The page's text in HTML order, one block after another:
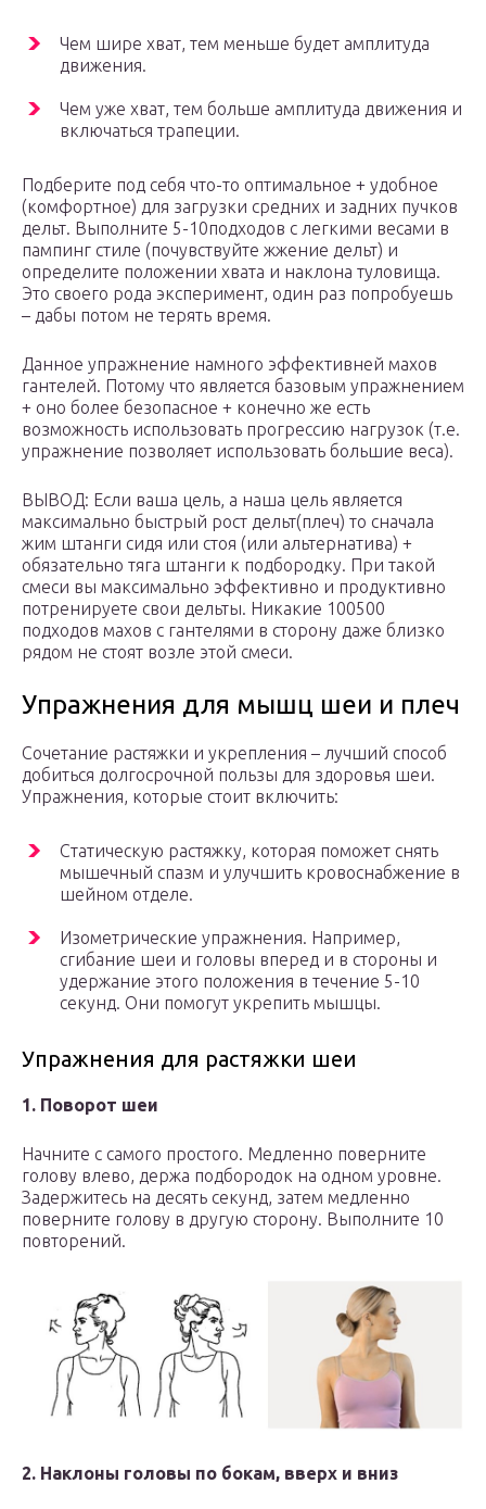
Чем шире хват, тем меньше будет амплитуда
движения.
Чем уже хват, тем больше амплитуда движения и
включаться трапеции.
Подберите под себя что-то оптимальное + удобное
(комфортное) для загрузки средних и задних пучков
дельт. Выполните 5-10подходов с легкими весами в
пампинг стиле (почувствуйте жжение дельт) и
определите положении хвата и наклона туловища.
Это своего рода эксперимент, один раз попробуешь
– дабы потом не терять время.
Данное упражнение намного эффективней махов
гантелей. Потому что является базовым упражнением
+ оно более безопасное + конечно же есть
возможность использовать прогрессию нагрузок (т.е.
упражнение позволяет использовать большие веса).
ВЫВОД: Если ваша цель, а наша цель является
максимально быстрый рост дельт(плеч) то сначала
жим штанги сидя или стоя (или альтернатива) +
обязательно тяга штанги к подбородку. При такой
смеси вы максимально эффективно и продуктивно
потренируете свои дельты. Никакие 100500
подходов махов с гантелями в сторону даже близко
рядом не стоят возле этой смеси.
Упражнения для мышц шеи и плеч
Сочетание растяжки и укрепления – лучший способ
добиться долгосрочной пользы для здоровья шеи.
Упражнения, которые стоит включить:
Статическую растяжку, которая поможет снять
мышечный спазм и улучшить кровоснабжение в
шейном отделе.
Изометрические упражнения. Например,
сгибание шеи и головы вперед и в стороны и
удержание этого положения в течение 5-10
секунд. Они помогут укрепить мышцы.
Упражнения для растяжки шеи
1. Поворот шеи
Начните с самого простого. Медленно поверните
голову влево, держа подбородок на одном уровне.
Задержитесь на десять секунд, затем медленно
поверните голову в другую сторону. Выполните 10
повторений.
2. Наклоны головы по бокам, вверх и вниз